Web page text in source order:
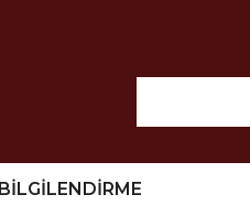
BİLGİLENDİRME